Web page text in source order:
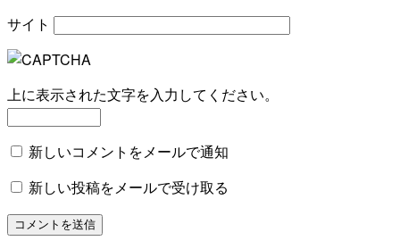
サイト
上に表示された文字を入力してください。
新しいコメントをメールで通知
新しい投稿をメールで受け取る